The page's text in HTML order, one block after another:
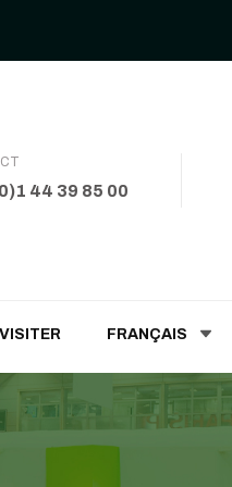
44 39 85 00
VISITER FRANÇAIS